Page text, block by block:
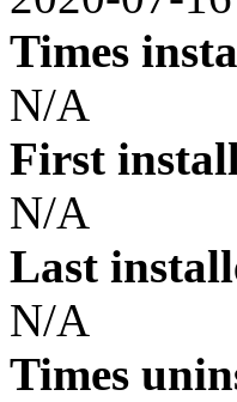
Times
N/A
First
N/A
Last
N/A
Times